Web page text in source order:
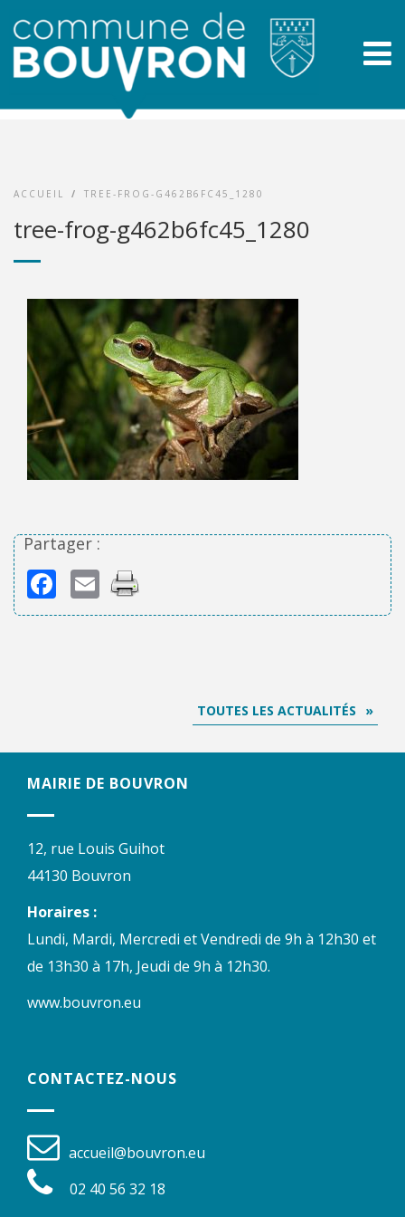
ACCUEIL / TREE-FROG-G462B6FC45_1280
tree-frog-g462b6fc45_1280
Partager :
Facebook
Email
TOUTES LES ACTUALITÉS
MAIRIE DE BOUVRON
12, rue Louis Guihot
44130 Bouvron
Horaires :
Lundi, Mardi, Mercredi et Vendredi de 9h à 12h30 et
de 13h30 à 17h, Jeudi de 9h à 12h30.
www.bouvron.eu
CONTACTEZ-NOUS
accueil@bouvron.eu
02 40 56 32 18